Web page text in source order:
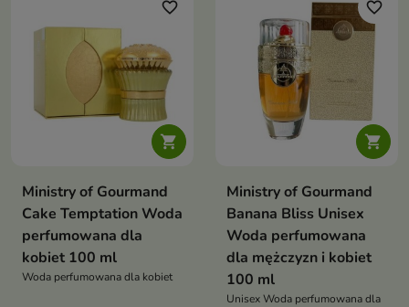

favorite_border
Ministry of Gourmand
Cake Temptation Woda
perfumowana dla
kobiet 100 ml
Woda perfumowana dla kobiet

favorite_border
Ministry of Gourmand
Banana Bliss Unisex
Woda perfumowana
dla mężczyzn i kobiet
100 ml
Unisex Woda perfumowana dla